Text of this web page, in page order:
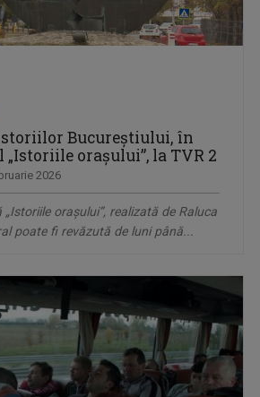
Bucureştiului, în
oraşului”, la TVR 2
2026
oraşului”, realizată de Raluca
poate fi revăzută de luni până...